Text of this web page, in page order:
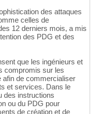
des attaques
celles de
12 derniers mois, a mis
des PDG et des
que les ingénieurs et
compromis sur les
afin de commercialiser
et services. Dans le
des instructions
ou du PDG pour
de création et de